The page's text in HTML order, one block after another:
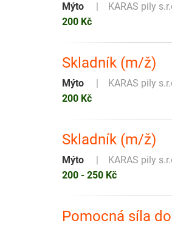
Mýto
KARAS pily
200 Kč
Skladník (m/ž)
Mýto
KARAS pily
200 Kč
Skladník (m/ž)
Mýto
KARAS pily
200 - 250 Kč
Pomocná síla